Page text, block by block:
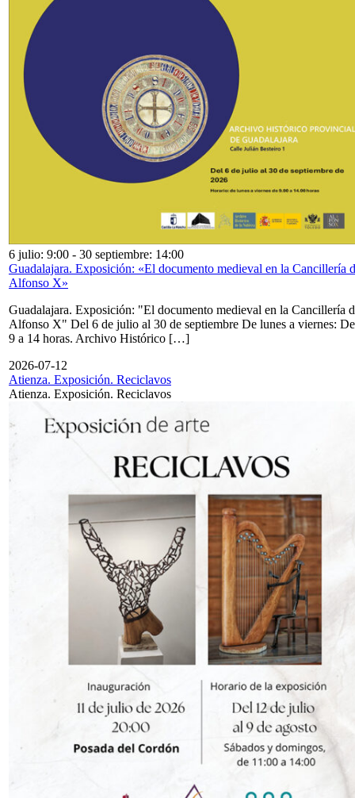
6 julio: 9:00 - 30 septiembre: 14:00
Guadalajara. Exposición: «El documento medieval en la Cancillería
Alfonso X»
Guadalajara. Exposición: "El documento medieval en la Cancillería
Alfonso X" Del 6 de julio al 30 de septiembre De lunes a viernes: De
9 a 14 horas. Archivo Histórico […]
2026-07-12
Atienza. Exposición. Reciclavos
Atienza. Exposición. Reciclavos